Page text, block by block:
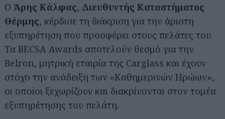
Ο Άρης Κάλφας, Διευθυντής Καταστήματος
Θέρμης, κέρδισε τη διάκριση για την άριστη
εξυπηρέτηση που προσφέρει στους πελάτες του.
Τα BECSA Awards αποτελούν θεσμό για την
Belron, μητρική εταιρία της Carglass και έχουν
στόχο την ανάδειξη των «Καθημερινών Ηρώων»,
οι οποίοι ξεχωρίζουν και διακρίνονται στον τομέα
εξυπηρέτησης του πελάτη.